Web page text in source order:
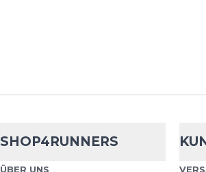
Nike
SHOP4RUNNERS
ÜBER UNS